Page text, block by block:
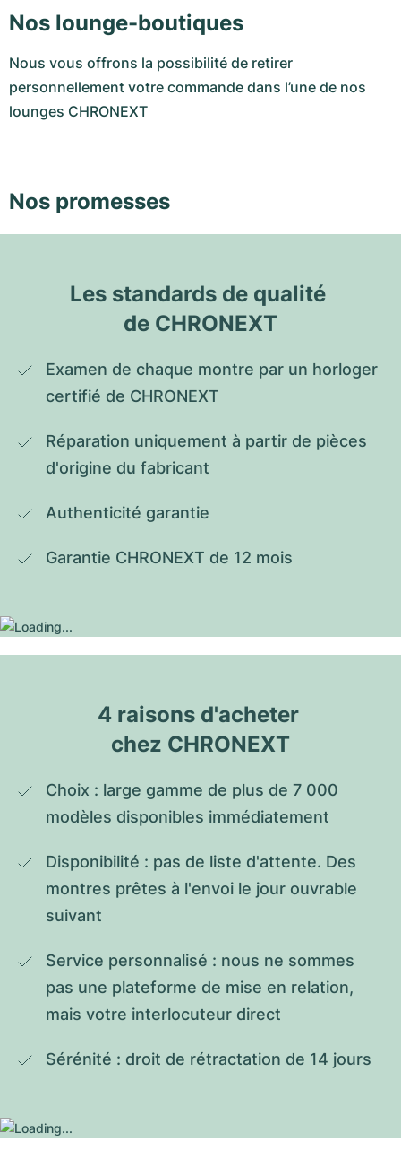
Nos lounge-boutiques
Nous vous offrons la possibilité de retirer
personnellement votre commande dans l’une de nos
lounges CHRONEXT
Nos promesses
Les standards de qualité
de CHRONEXT
Examen de chaque montre par un horloger
certifié de CHRONEXT
Réparation uniquement à partir de pièces
d'origine du fabricant
Authenticité garantie
Garantie CHRONEXT de 12 mois
4 raisons d'acheter
chez CHRONEXT
Choix : large gamme de plus de 7 000
modèles disponibles immédiatement
Disponibilité : pas de liste d'attente. Des
montres prêtes à l'envoi le jour ouvrable
suivant
Service personnalisé : nous ne sommes
pas une plateforme de mise en relation,
mais votre interlocuteur direct
Sérénité : droit de rétractation de 14 jours